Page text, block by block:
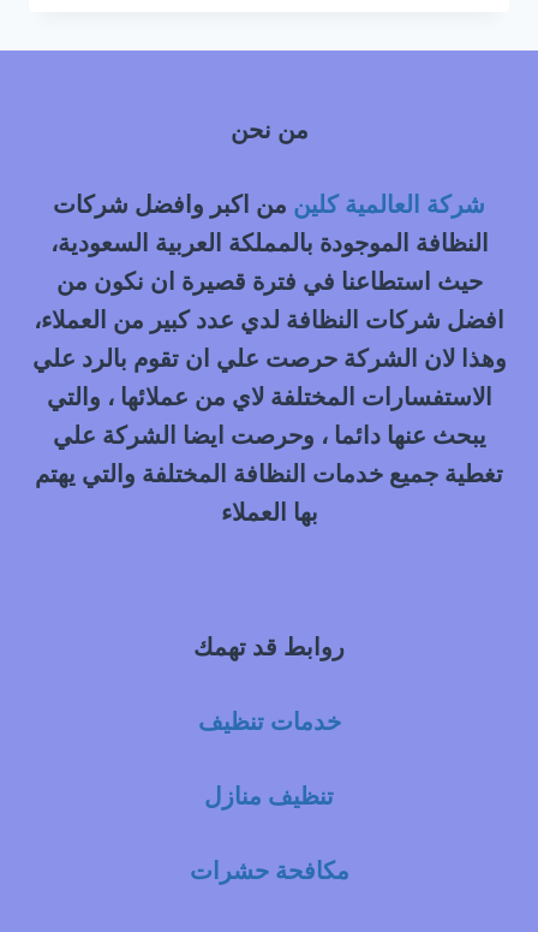
بالبخار
من نحن
شركة العالمية كلين من اكبر وافضل شركات
النظافة الموجودة بالمملكة العربية السعودية،
حيث استطاعنا في فترة قصيرة ان نكون من
افضل شركات النظافة لدي عدد كبير من العملاء،
وهذا لان الشركة حرصت علي ان تقوم بالرد علي
الاستفسارات المختلفة لاي من عملائها ، والتي
يبحث عنها دائما ، وحرصت ايضا الشركة علي
تغطية جميع خدمات النظافة المختلفة والتي يهتم
بها العملاء
روابط قد تهمك
خدمات تنظيف
تنظيف منازل
مكافحة حشرات